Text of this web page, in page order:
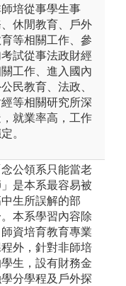
培從事學生事
休閒教育、戶外
等相關工作、參
試從事法政財經
工作、進入國內
民教育、法政、
等相關研究所深
就業率高，工作
。
念公領系只能當老
是本系最容易被
生所誤解的部
本系學習內容除
資培育教育專業
外，針對非師培
生，設有財務金
分學程及戶外探